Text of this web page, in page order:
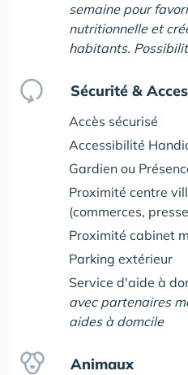
semaine pour
nutritionnelle et
habitants.
Sécurité &
Accès sécurisé
Accessibilité
Gardien ou
Proximité centre
(commerces,
Proximité cabinet
Parking extérieur
Service d'aide à
avec partenaires
aides à domcile
Animaux